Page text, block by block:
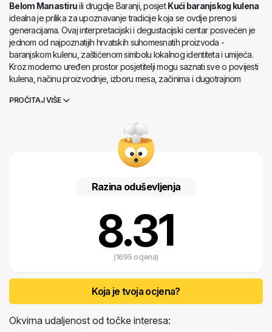
Belom Manastiruili drugdje Baranji, posjetKući baranjskog kulena
idealna je prilika za upoznavanje tradicije koja se ovdje prenosi
generacijama. Ovaj interpretacijski i degustacijski centar posvećen je
jednom od najpoznatijih hrvatskih suhomesnatih proizvoda -
baranjskom kulenu, zaštićenom simbolu lokalnog identiteta i umijeća.
Kroz moderno uređen prostor posjetitelji mogu saznati sve o povijesti
kulena, načinu proizvodnje, izboru mesa, začinima i dugotrajnom
okus i miris. Izložbeni dio centra na zanimljiv i edukativan način
multimedijalni sadržaji približavaju važnost kulena u običajima,
blagdanima i društvenom životu Baranje. Poseban doživljaj posjeta
Kući baranjskog kulena svakako je degustacija, gdje se mogu kušati
različite varijante kulena i drugih lokalnih proizvoda, često uz čašu
već prostor susreta tradicije, gostoljubivosti i strasti prema domaćoj
Baranje i savršen je izbor za sve koji žele osjetiti pravu slavonsko-
baranjsku gastronomiju - polako, iskreno i s punim okusima.
PROČITAJ VIŠE
Razina oduševljenja
8.31
(1695 ocjena)
Koja je tvoja ocjena?
Okvirna udaljenost od točke interesa: